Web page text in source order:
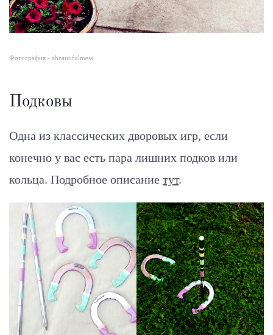
Фотография - abeautifulmess
Подковы
Одна из классических дворовых игр, если
конечно у вас есть пара лишних подков или
кольца. Подробное описание тут.